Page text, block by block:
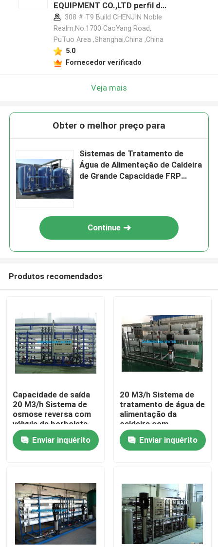
Produtos
Vídeos
Excursão da fábrica
Controle da qualidade
EQUIPMENT CO.,LTD perfil do
fabricante
308 # T9 Build CHENJIN Noble
Realm,No.1700 CaoYang Road,
PuTuo Area ,Shanghai,China ,China
5.0
Fornecedor verificado
Veja mais
Obter o melhor preço para
Sistemas de Tratamento de
Água de Alimentação de Caldeira
de Grande Capacidade FRP
Continue
Produtos recomendados
Capacidade de saída
20 M3/h Sistema de
osmose reversa com
válvula de borboleta
de longa duração
Enviar inquérito
20 M3/h Sistema de
tratamento de água de
alimentação da
caldeira com
condutividade de
entrada personalizada
Enviar inquérito